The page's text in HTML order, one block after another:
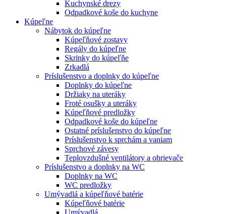
Kuchynské drezy
Odpadkové koše do kuchyne
Kúpeľne
Nábytok do kúpeľne
Kúpeľňové zostavy
Regály do kúpeľne
Skrinky do kúpeľňe
Zrkadlá
Príslušenstvo a doplnky do kúpeľne
Doplnky do kúpeľne
Držiaky na uteráky
Froté osušky a uteráky
Kúpeľňové predložky
Odpadkové koše do kúpeľne
Ostatné príslušenstvo do kúpeľne
Príslušenstvo k sprchám a vaniam
Sprchové závesy
Teplovzdušné ventilátory a ohrievače
Príslušenstvo a doplnky na WC
Doplnky na WC
WC predložky
Umývadlá a kúpeľňové batérie
Kúpeľňové batérie
Umývadlá